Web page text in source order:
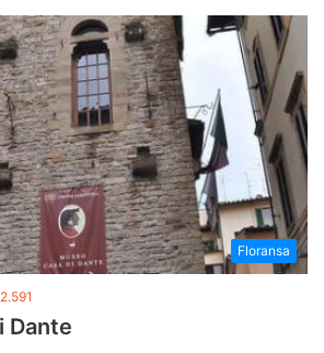
Floransa
2.591
Dante